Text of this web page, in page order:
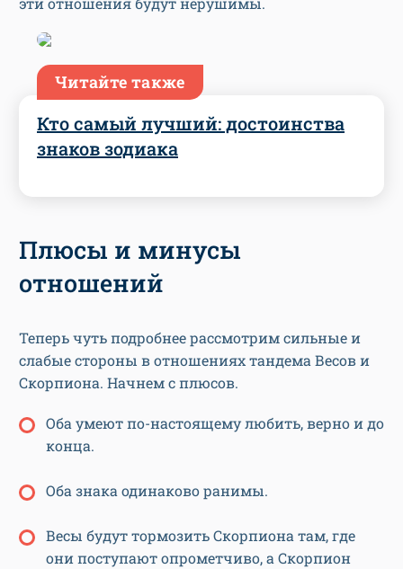
Читайте также
Кто самый лучший: достоинства
знаков зодиака
Плюсы и минусы
отношений
Теперь чуть подробнее рассмотрим сильные и
слабые стороны в отношениях тандема Весов и
Скорпиона. Начнем с плюсов.
Оба умеют по-настоящему любить, верно и до
конца.
Оба знака одинаково ранимы.
Весы будут тормозить Скорпиона там, где
они поступают опрометчиво, а Скорпион